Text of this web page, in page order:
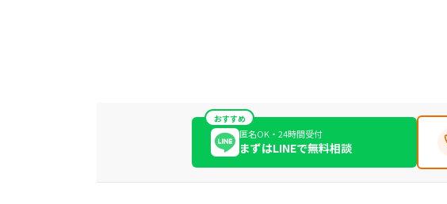
おすすめ
匿名OK・24時間受付
まずはLINEで無料相談